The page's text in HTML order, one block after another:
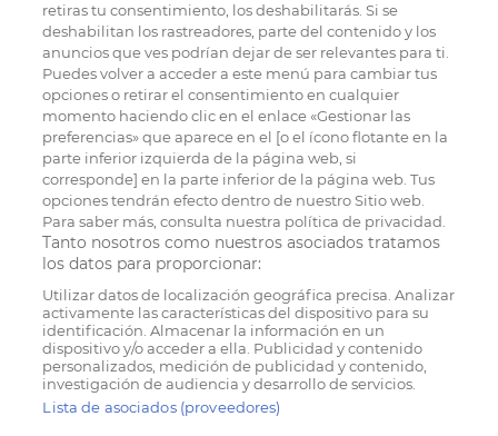
retiras tu consentimiento, los deshabilitarás. Si se
deshabilitan los rastreadores, parte del contenido y los
anuncios que ves podrían dejar de ser relevantes para ti.
Puedes volver a acceder a este menú para cambiar tus
opciones o retirar el consentimiento en cualquier
momento haciendo clic en el enlace «Gestionar las
preferencias» que aparece en el [o el ícono flotante en la
parte inferior izquierda de la página web, si
corresponde] en la parte inferior de la página web. Tus
opciones tendrán efecto dentro de nuestro Sitio web.
Para saber más, consulta nuestra política de privacidad.
Tanto nosotros como nuestros asociados tratamos
los datos para proporcionar:
Utilizar datos de localización geográfica precisa. Analizar
activamente las características del dispositivo para su
identificación. Almacenar la información en un
dispositivo y/o acceder a ella. Publicidad y contenido
personalizados, medición de publicidad y contenido,
investigación de audiencia y desarrollo de servicios.
Lista de asociados (proveedores)